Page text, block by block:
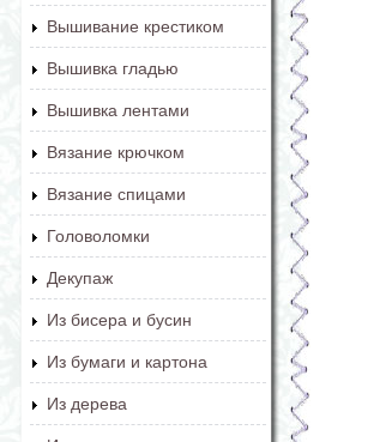
Вышивание крестиком
Вышивка гладью
Вышивка лентами
Вязание крючком
Вязание спицами
Головоломки
Декупаж
Из бисера и бусин
Из бумаги и картона
Из дерева